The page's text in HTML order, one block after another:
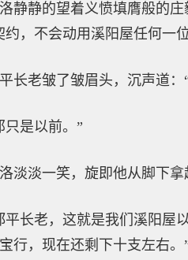
静静的望着义愤填膺般的
约，不会动用溪阳屋任何一
长老皱了皱眉头，沉声道
只是以前。”
淡淡一笑，旋即他从脚下
平长老，这就是我们溪阳屋
宝行，现在还剩下十支左右。